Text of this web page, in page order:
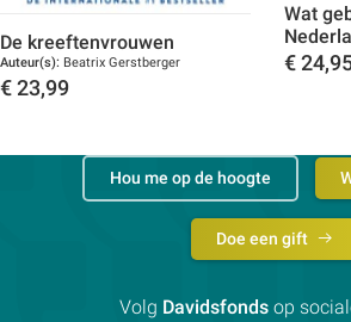
De kreeftenvrouwen
Auteur(s): Beatrix Gerstberger
€ 23,99
Wat
€
Hou me op de hoogte
Doe een gift
Volg Davidsfondsop